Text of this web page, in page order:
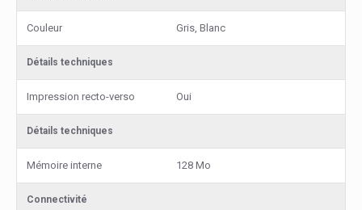
Couleur Gris, Blanc
Détails techniques
Impression recto-verso Oui
Détails techniques
Mémoire interne 128 Mo
Connectivité